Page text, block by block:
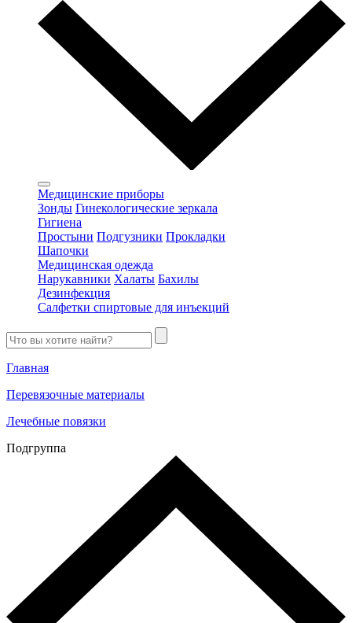
Медицинские приборы
Зонды Гинекологические зеркала
Гигиена
Простыни Подгузники Прокладки
Шапочки
Медицинская одежда
Нарукавники Халаты Бахилы
Дезинфекция
Салфетки спиртовые для инъекций
Главная
Перевязочные материалы
Лечебные повязки
Подгруппа